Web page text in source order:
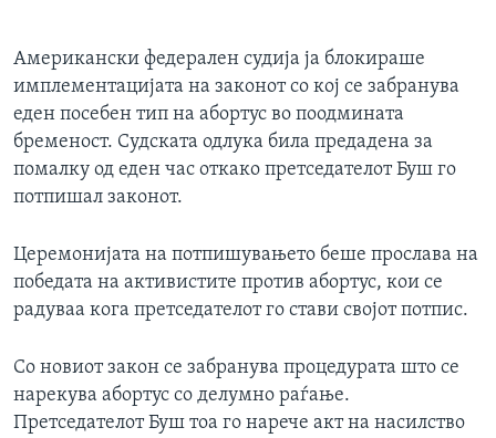
НАУКА
УМЕТНОСТ И ЗАБАВА
ИНТЕРВЈУА
НАКУСО...
Јазици
Американски федерален судија ја блокираше
имплементацијата на законот со кој се забранува
еден посебен тип на абортус во поодмината
бременост. Судската одлука била предадена за
помалку од еден час откако претседателот Буш го
потпишал законот.
Церемонијата на потпишувањето беше прослава на
победата на активистите против абортус, кои се
радуваа кога претседателот го стави својот потпис.
Со новиот закон се забранува процедурата што се
нарекува абортус со делумно раѓање.
Претседателот Буш тоа го нарече акт на насилство